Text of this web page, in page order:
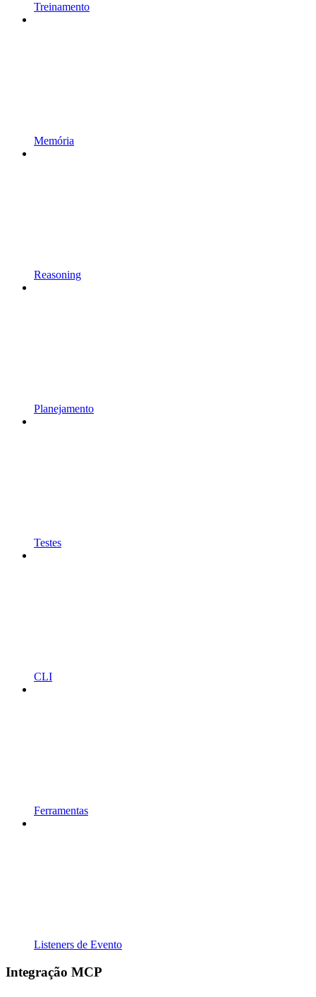
Treinamento
Memória
Reasoning
Planejamento
Testes
CLI
Ferramentas
Listeners de Evento
Integração MCP